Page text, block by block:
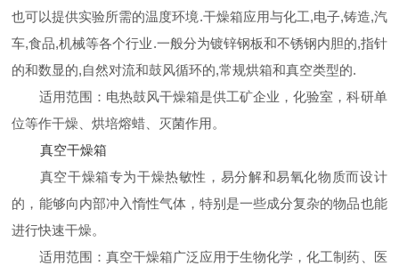
也可以提供实验所需的温度环境.干燥箱应用与化工,电子,铸造,汽
车,食品,机械等各个行业.一般分为镀锌钢板和不锈钢内胆的,指针
的和数显的,自然对流和鼓风循环的,常规烘箱和真空类型的.
适用范围：电热鼓风干燥箱是供工矿企业，化验室，科研单
位等作干燥、烘培熔蜡、灭菌作用。
真空干燥箱
真空干燥箱专为干燥热敏性，易分解和易氧化物质而设计
的，能够向内部冲入惰性气体，特别是一些成分复杂的物品也能
进行快速干燥。
适用范围：真空干燥箱广泛应用于生物化学，化工制药、医